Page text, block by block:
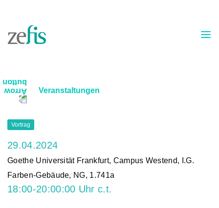
Veranstaltungen
Vortrag
29.04.2024
Goethe Universität Frankfurt, Campus Westend, I.G.
Farben-Gebäude, NG, 1.741a
18:00-20:00:00 Uhr c.t.